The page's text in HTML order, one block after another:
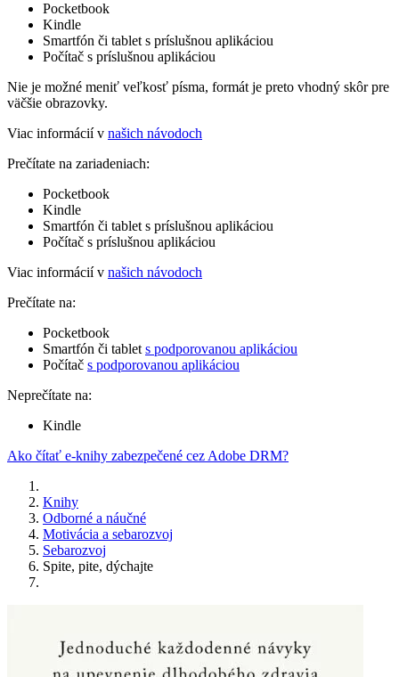
Pocketbook
Kindle
Smartfón či tablet s príslušnou aplikáciou
Počítač s príslušnou aplikáciou
Nie je možné meniť veľkosť písma, formát je preto vhodný skôr pre
väčšie obrazovky.
Viac informácií v našich návodoch
Prečítate na zariadeniach:
Pocketbook
Kindle
Smartfón či tablet s príslušnou aplikáciou
Počítač s príslušnou aplikáciou
Viac informácií v našich návodoch
Prečítate na:
Pocketbook
Smartfón či tablet s podporovanou aplikáciou
Počítač s podporovanou aplikáciou
Neprečítate na:
Kindle
Ako čítať e-knihy zabezpečené cez Adobe DRM?
Knihy
Odborné a náučné
Motivácia a sebarozvoj
Sebarozvoj
Spite, pite, dýchajte